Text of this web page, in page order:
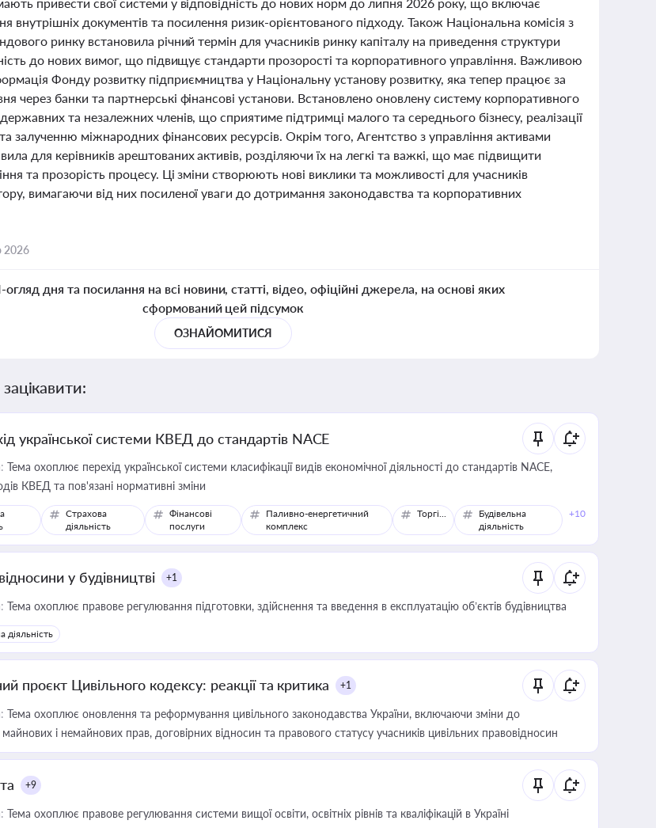
внутрішніх документів та посилення ризик-орієнтованого підходу. Також Національна комісія з
ринку встановила річний термін для учасників ринку капіталу на приведення структури
до нових вимог, що підвищує стандарти прозорості та корпоративного управління. Важливою
Фонду розвитку підприємництва у Національну установу розвитку, яка тепер працює за
через банки та партнерські фінансові установи. Встановлено оновлену систему корпоративного
та незалежних членів, що сприятиме підтримці малого та середнього бізнесу, реалізації
залученню міжнародних фінансових ресурсів. Окрім того, Агентство з управління активами
для керівників арештованих активів, розділяючи їх на легкі та важкі, що має підвищити
та прозорість процесу. Ці зміни створюють нові виклики та можливості для учасників
вимагаючи від них посиленої уваги до дотримання законодавства та корпоративних
2026
дня та посилання на всі новини, статті, відео, офіційні джерела, на основі яких
сформований цей підсумок
ОЗНАЙОМИТИСЯ
української системи КВЕД до стандартів NACE
Тема охоплює перехід української системи класифікації видів економічної діяльності до стандартів NACE,
КВЕД та пов'язані нормативні зміни
Страхова
діяльність
Фінансові
послуги
Паливно-енергетичний
комплекс
Торгівля
Будівельна
діяльність
+10
у будівництві +1
Тема охоплює правове регулювання підготовки, здійснення та введення в експлуатацію об’єктів будівництва
діяльність
проєкт Цивільного кодексу: реакції та критика +1
Тема охоплює оновлення та реформування цивільного законодавства України, включаючи зміни до
і немайнових прав, договірних відносин та правового статусу учасників цивільних правовідносин
+9
Тема охоплює правове регулювання системи вищої освіти, освітніх рівнів та кваліфікацій в Україні